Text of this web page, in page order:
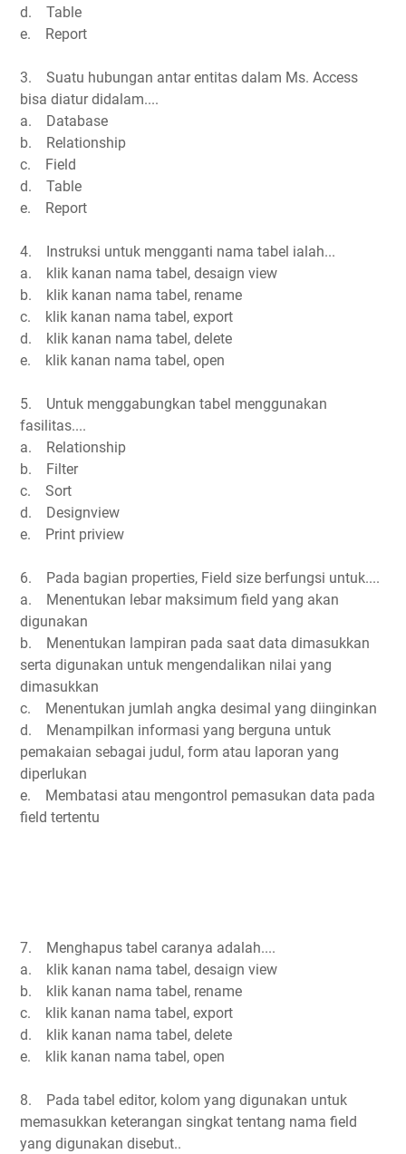
d. Table
e. Report
3. Suatu hubungan antar entitas dalam Ms. Access
bisa diatur didalam....
a. Database
b. Relationship
c. Field
d. Table
e. Report
4. Instruksi untuk mengganti nama tabel ialah...
a. klik kanan nama tabel, desaign view
b. klik kanan nama tabel, rename
c. klik kanan nama tabel, export
d. klik kanan nama tabel, delete
e. klik kanan nama tabel, open
5. Untuk menggabungkan tabel menggunakan
fasilitas....
a. Relationship
b. Filter
c. Sort
d. Designview
e. Print priview
6. Pada bagian properties, Field size berfungsi untuk....
a. Menentukan lebar maksimum field yang akan
digunakan
b. Menentukan lampiran pada saat data dimasukkan
serta digunakan untuk mengendalikan nilai yang
dimasukkan
c. Menentukan jumlah angka desimal yang diinginkan
d. Menampilkan informasi yang berguna untuk
pemakaian sebagai judul, form atau laporan yang
diperlukan
e. Membatasi atau mengontrol pemasukan data pada
field tertentu
7. Menghapus tabel caranya adalah....
a. klik kanan nama tabel, desaign view
b. klik kanan nama tabel, rename
c. klik kanan nama tabel, export
d. klik kanan nama tabel, delete
e. klik kanan nama tabel, open
8. Pada tabel editor, kolom yang digunakan untuk
memasukkan keterangan singkat tentang nama field
yang digunakan disebut..